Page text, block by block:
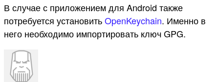
В случае с приложением для Android также
потребуется установитьOpenKeychain. Именно в
него необходимо импортировать ключ GPG.